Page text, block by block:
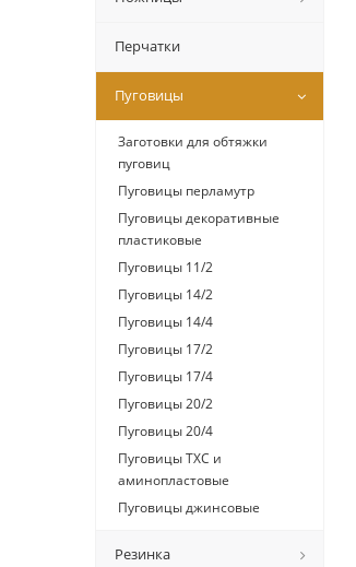
Перчатки
Пуговицы
Заготовки для обтяжки
пуговиц
Пуговицы перламутр
Пуговицы декоративные
пластиковые
Пуговицы 11/2
Пуговицы 14/2
Пуговицы 14/4
Пуговицы 17/2
Пуговицы 17/4
Пуговицы 20/2
Пуговицы 20/4
Пуговицы ТХС и
аминопластовые
Пуговицы джинсовые
Резинка